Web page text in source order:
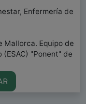
Enfermería de
Mallorca. Equipo de
"Ponent" de